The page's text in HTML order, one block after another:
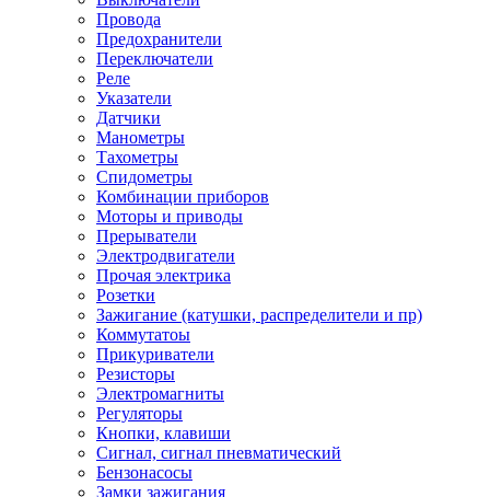
Провода
Предохранители
Переключатели
Реле
Указатели
Датчики
Манометры
Тахометры
Спидометры
Комбинации приборов
Моторы и приводы
Прерыватели
Электродвигатели
Прочая электрика
Розетки
Зажигание (катушки, распределители и пр)
Коммутатоы
Прикуриватели
Резисторы
Электромагниты
Регуляторы
Кнопки, клавиши
Сигнал, сигнал пневматический
Бензонасосы
Замки зажигания